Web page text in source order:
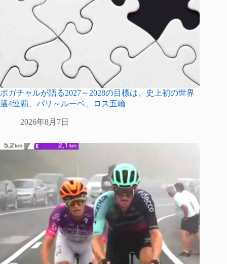
ポガチャルが語る2027～2028の目標は、史上初の世界
選4連覇、パリ～ルーベ、ロス五輪
2026年8月7日